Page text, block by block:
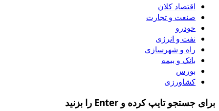
اقتصاد کلان
صنعت و تجارت
خودرو
نفت و انرژی
راه و شهرسازی
بانک و بیمه
بورس
کشاورزی
برای جستجو تایپ کرده و Enter را بزنید